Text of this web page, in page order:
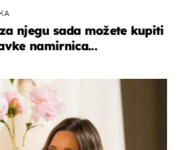
njegu sada možete kupiti
namirnica...